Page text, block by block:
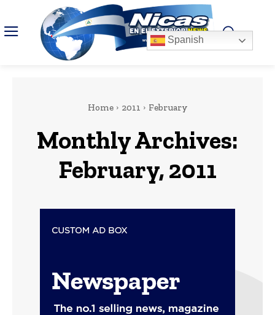
Home 2011 February
Monthly Archives:
February, 2011
Spanish